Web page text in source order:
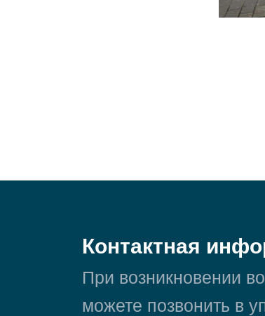
Контактная
При возникновении
можете позвонить в